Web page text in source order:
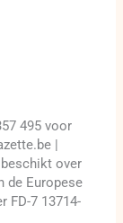
495 voor
|
over
de Europese
FD-7 13714-